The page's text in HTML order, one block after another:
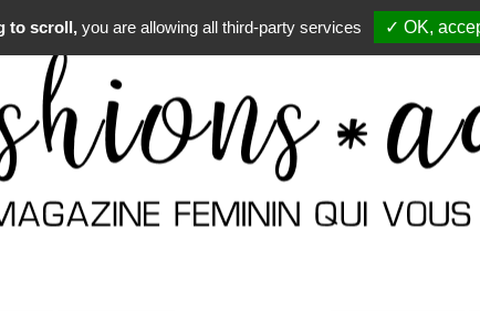
to scroll, you are allowing all third-party services ✓ OK,